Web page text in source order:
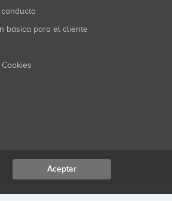
conducta
básica para el cliente
Cookies
Aceptar